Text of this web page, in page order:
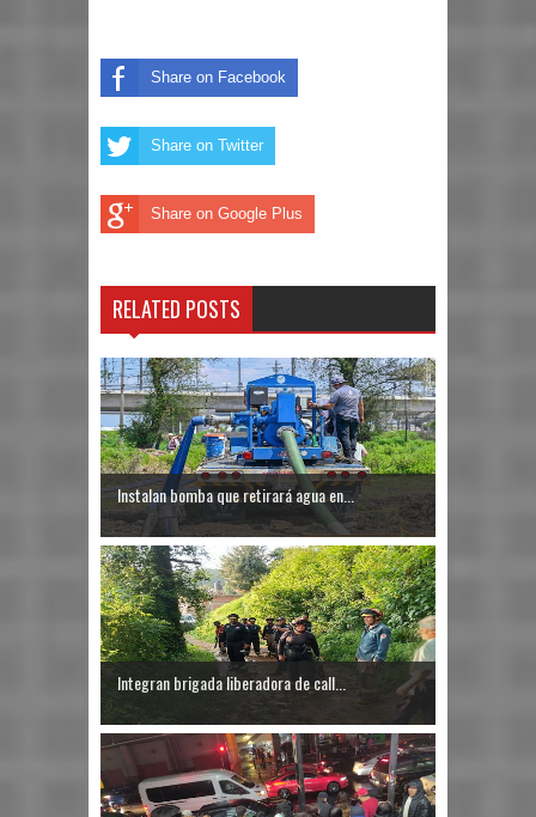
Share on Facebook
Share on Twitter
Share on Google Plus
RELATED POSTS
Instalan bomba que retirará agua en...
Integran brigada liberadora de call...